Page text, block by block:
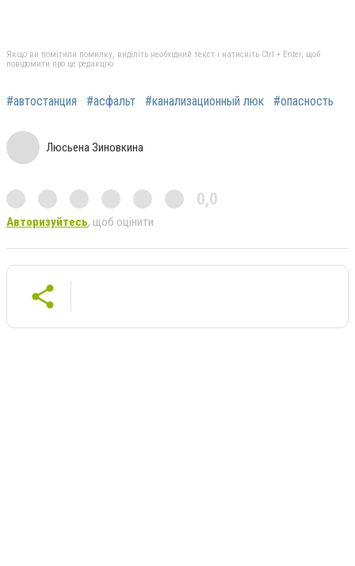
Якщо ви помітили помилку, виділіть необхідний текст і натисніть Ctrl + Enter, щоб
повідомити про це редакцію
#автостанция #асфальт #канализационный люк #опасность
Люсьена Зиновкина
0,0
Авторизуйтесь, щоб оцінити